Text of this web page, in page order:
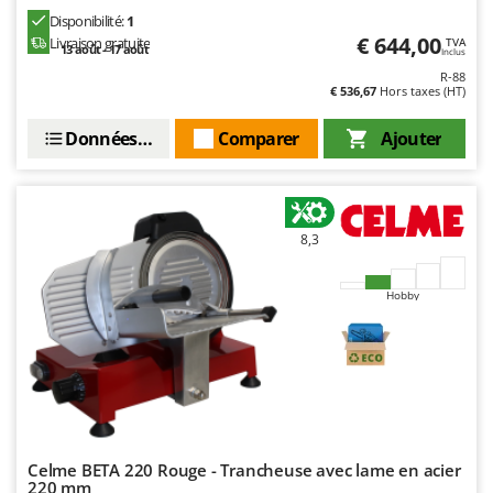
Master
Mastercook
MCH
Minox
Mockmill
More than chef
MOSA
MOVA
Mowox
MTD
Disponibilité:1
Livraison gratuite
13 août - 17 août € 644,00 TVA
Inclus
R-88
€ 536,67 Hors taxes (HT)
Ajouter
Comparer
Données techniques
8,3
Hobby
Celme BETA 220 Rouge - Trancheuse avec lame en acier
220 mm